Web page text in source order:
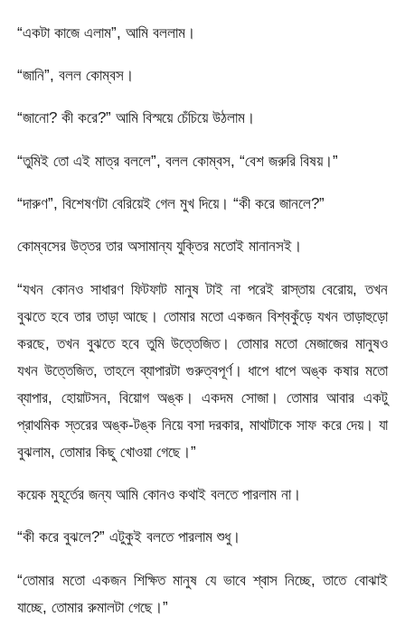
“একটা কাজে এলাম”, আমি বললাম।
“জানি”, বলল কোম্বস।
“জানো? কী করে?” আমি বিস্ময়ে চেঁচিয়ে উঠলাম।
“তুমিই তো এই মাত্র বললে”, বলল কোম্বস, “বেশ জরুরি বিষয়।”
“দারুণ”, বিশেষণটা বেরিয়েই গেল মুখ দিয়ে। “কী করে জানলে?”
কোম্বসের উত্তর তার অসামান্য যুক্তির মতোই মানানসই।
“যখন কোনও সাধারণ ফিটফাট মানুষ টাই না পরেই রাস্তায় বেরোয়, তখন
বুঝতে হবে তার তাড়া আছে। তোমার মতো একজন বিশ্বকুঁড়ে যখন তাড়াহুড়ো
করছে, তখন বুঝতে হবে তুমি উত্তেজিত। তোমার মতো মেজাজের মানুষও
যখন উত্তেজিত, তাহলে ব্যাপারটা গুরুত্বপূর্ণ। ধাপে ধাপে অঙ্ক কষার মতো
ব্যাপার, হোয়াটসন, বিয়োগ অঙ্ক। একদম সোজা। তোমার আবার একটু
প্রাথমিক স্তরের অঙ্ক-টঙ্ক নিয়ে বসা দরকার, মাথাটাকে সাফ করে দেয়। যা
বুঝলাম, তোমার কিছু খোওয়া গেছে।”
কয়েক মুহূর্তের জন্য আমি কোনও কথাই বলতে পারলাম না।
“কী করে বুঝলে?” এটুকুই বলতে পারলাম শুধু।
“তোমার মতো একজন শিক্ষিত মানুষ যে ভাবে শ্বাস নিচ্ছে, তাতে বোঝাই
যাচ্ছে, তোমার রুমালটা গেছে।”